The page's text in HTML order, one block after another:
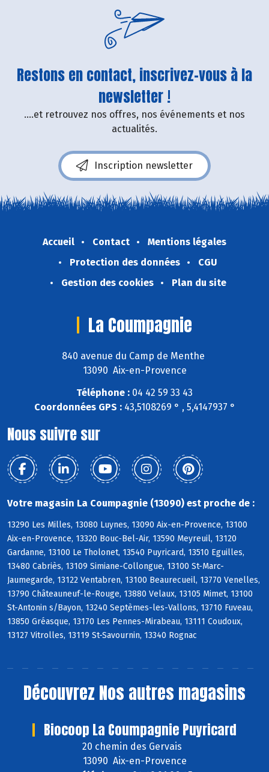
Restons en contact, inscrivez-vous à la
newsletter !
....et retrouvez nos offres, nos événements et nos
actualités.
Inscription newsletter
Accueil Contact
Mentions légales
Protection des données
CGU
Gestion des cookies
Plan du site
La Coumpagnie
840 avenue du Camp de Menthe
13090 Aix-en-Provence
Téléphone : 04 42 59 33 43
Coordonnées GPS :43,5108269 ° , 5,4147937 °
Nous suivre sur
Votre magasin La Coumpagnie (13090) est proche de :
13290 Les Milles, 13080 Luynes, 13090 Aix-en-Provence, 13100
Aix-en-Provence, 13320 Bouc-Bel-Air, 13590 Meyreuil, 13120
Gardanne, 13100 Le Tholonet, 13540 Puyricard, 13510 Eguilles,
13480 Cabriès, 13109 Simiane-Collongue, 13100 St-Marc-
Jaumegarde, 13122 Ventabren, 13100 Beaurecueil, 13770 Venelles,
13790 Châteauneuf-le-Rouge, 13880 Velaux, 13105 Mimet, 13100
St-Antonin s/Bayon, 13240 Septèmes-les-Vallons, 13710 Fuveau,
13850 Gréasque, 13170 Les Pennes-Mirabeau, 13111 Coudoux,
13127 Vitrolles, 13119 St-Savournin, 13340 Rognac
Découvrez Nos autres magasins
Biocoop La Coumpagnie Puyricard
20 chemin des Gervais
13090 Aix-en-Provence